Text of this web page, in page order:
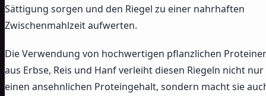
Sättigung sorgen und den Riegel zu einer nahrhaften
Zwischenmahlzeit aufwerten.
Die Verwendung von hochwertigen pflanzlichen
aus Erbse, Reis und Hanf verleiht diesen Riegeln nicht nur
einen ansehnlichen Proteingehalt, sondern macht sie